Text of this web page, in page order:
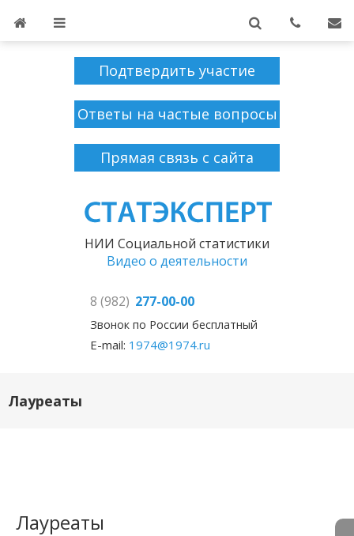
Подтвердить участие
Ответы на частые вопросы
Прямая связь с сайта
НИИ Социальной статистики
Видео о деятельности
8 (982) 277-00-00
Звонок по России бесплатный
E-mail: 1974@1974.ru
Лауреаты
Лауреаты